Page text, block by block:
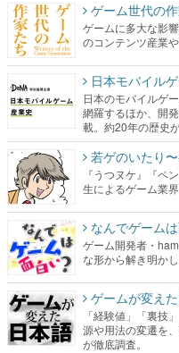
ゲーム世代の
ゲームに多大な影
のコンテンツ産業
日本モバイル
日本のモバイルゲ
網羅するほか、開
載。約20年の歴史
若ゲのいたり
『うつヌケ』『ペ
生によるゲーム業
なんでゲーム
ゲーム開発者・
な形から解き明か
ゲームが変え
「経験値」「裏技
源や用法の変遷を
が徹底調査。